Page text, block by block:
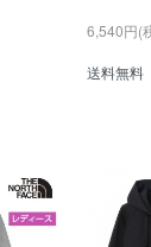
6,540円(
送料無料